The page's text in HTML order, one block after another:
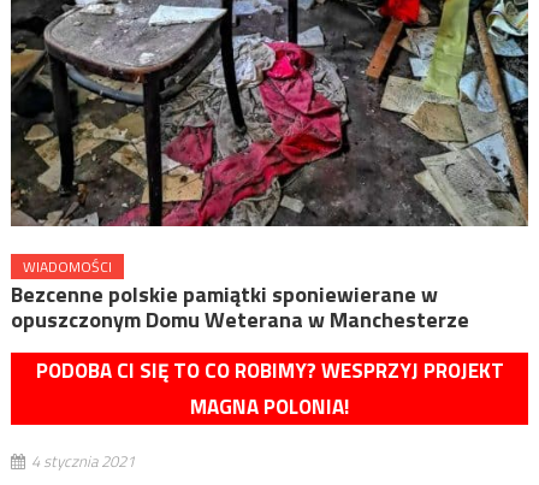
WIADOMOŚCI
Bezcenne polskie pamiątki sponiewierane w
opuszczonym Domu Weterana w Manchesterze
PODOBA CI SIĘ TO CO ROBIMY? WESPRZYJ PROJEKT
MAGNA POLONIA!
4 stycznia 2021